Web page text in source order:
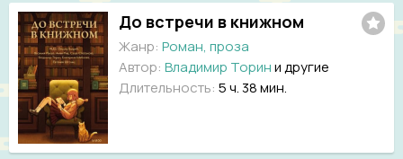
До встречи в книжном
Жанр: Роман, проза
Автор: Владимир Торини другие
Длительность: 5 ч. 38 мин.